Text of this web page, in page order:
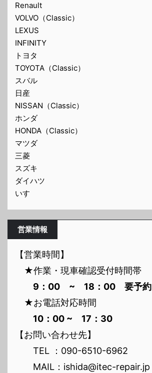
Renault
VOLVO（Classic）
LEXUS
INFINITY
トヨタ
TOYOTA（Classic）
スバル
日産
NISSAN（Classic）
ホンダ
HONDA（Classic）
マツダ
三菱
スズキ
ダイハツ
いすゞ
営業情報
【営業時間】
★作業・現車確認受付時間帯
9：00 ~ 18：00 要予約
★お電話対応時間
10：00 ~ 17：30
【お問い合わせ先】
TEL ：090-6510-6962
MAIL：ishida@itec-repair.jp